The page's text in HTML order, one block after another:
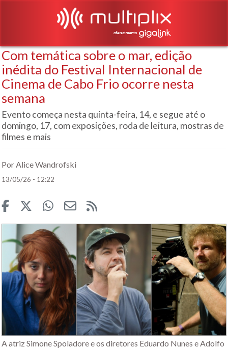
Com temática sobre o mar, edição
inédita do Festival Internacional de
Cinema de Cabo Frio ocorre nesta
semana
Evento começa nesta quinta-feira, 14, e segue até o
domingo, 17, com exposições, roda de leitura, mostras de
filmes e mais
Por Alice Wandrofski
13/05/26 - 12:22
A atriz Simone Spoladore e os diretores Eduardo Nunes e Adolfo